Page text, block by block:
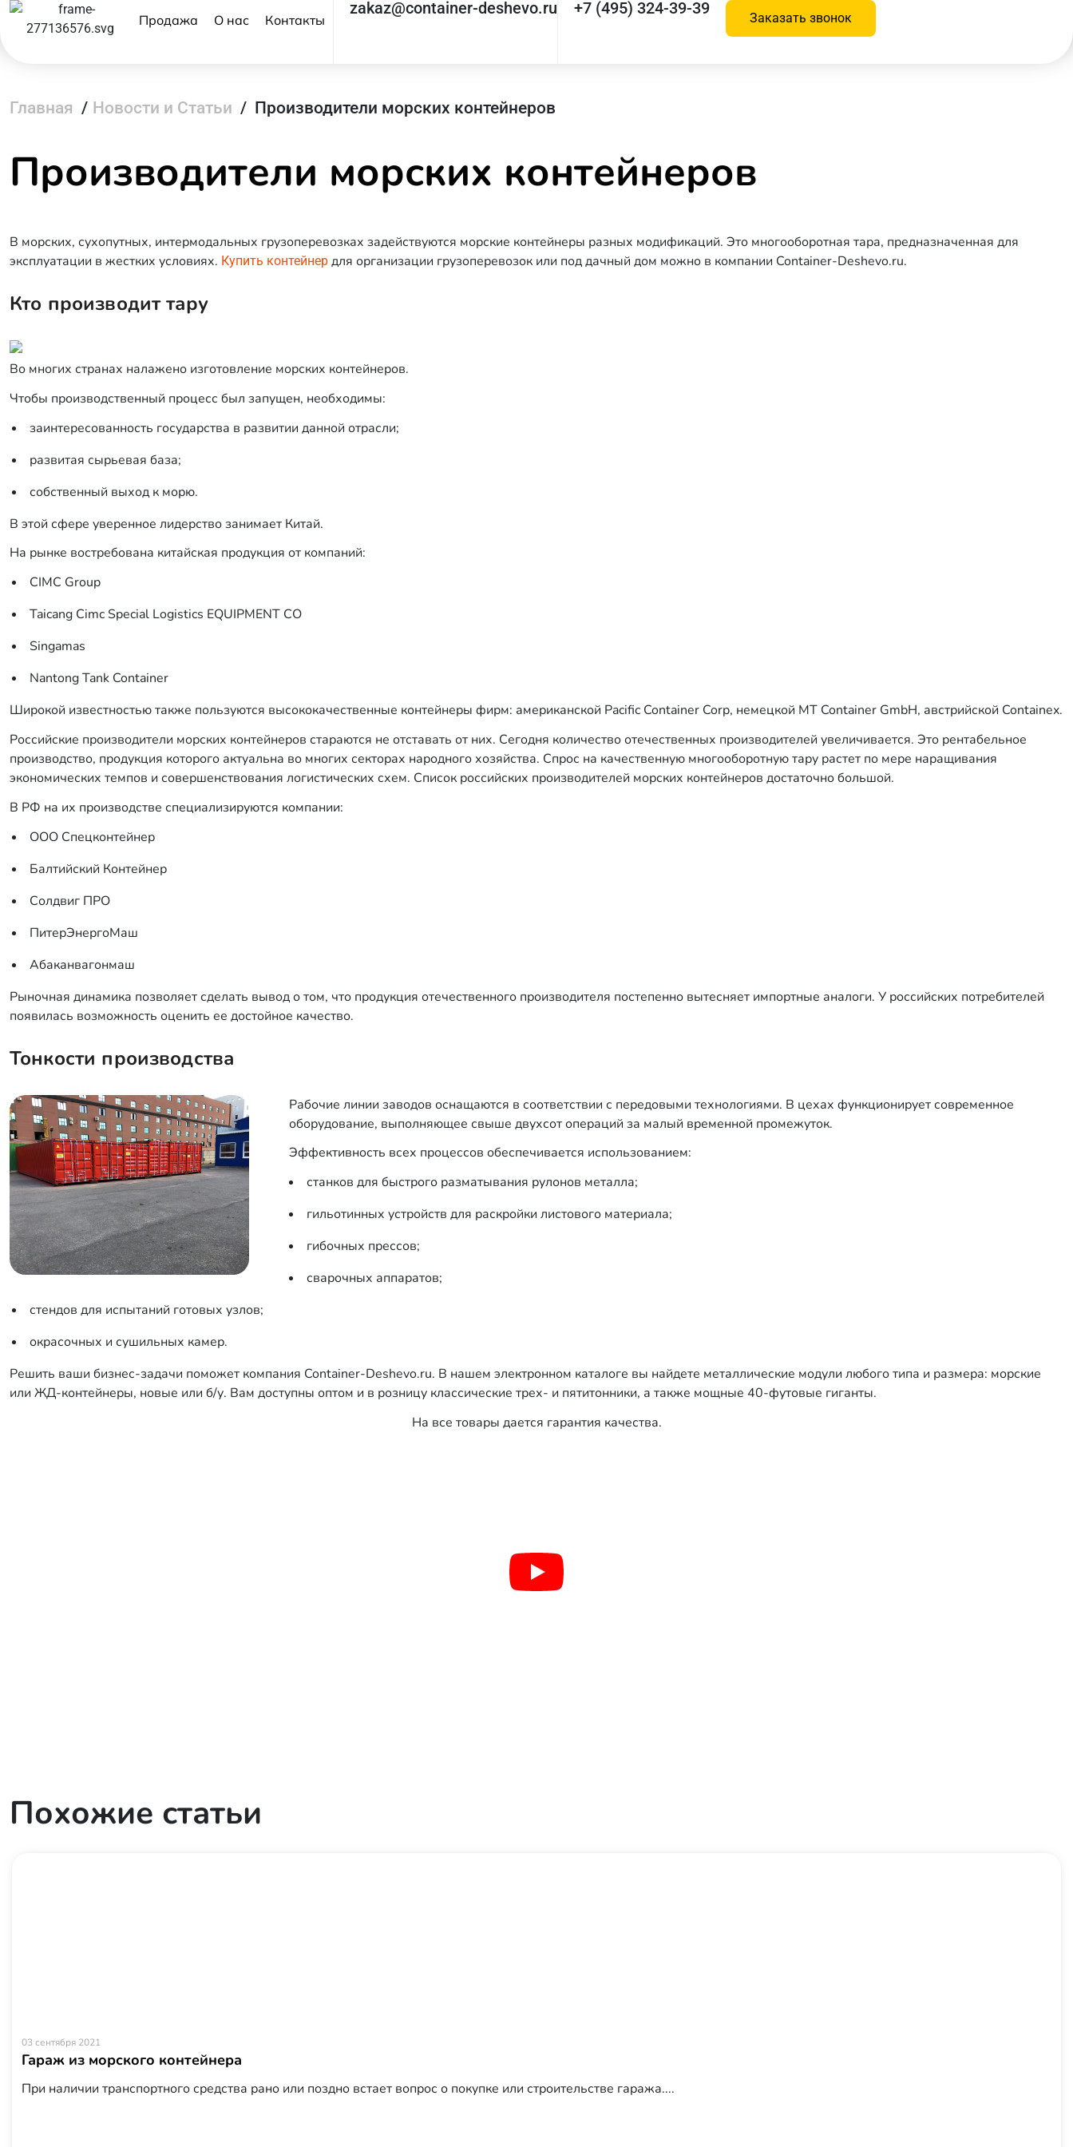
Продажа О нас Контакты
zakaz@container-deshevo.ru +7 (495) 324-39-39
Заказать звонок
Главная / Новости и Статьи / Производители морских контейнеров
Производители морских контейнеров
В морских, сухопутных, интермодальных грузоперевозках задействуются морские контейнеры разных модификаций. Это многооборотная тара, предназначенная для
эксплуатации в жестких условиях. Купить контейнер для организации грузоперевозок или под дачный дом можно в компании Container-Deshevo.ru.
Кто производит тару
Во многих странах налажено изготовление морских контейнеров.
Чтобы производственный процесс был запущен, необходимы:
заинтересованность государства в развитии данной отрасли;
развитая сырьевая база;
собственный выход к морю.
В этой сфере уверенное лидерство занимает Китай.
На рынке востребована китайская продукция от компаний:
CIMC Group
Taicang Cimc Special Logistics EQUIPMENT CO
Singamas
Nantong Tank Container
Широкой известностью также пользуются высококачественные контейнеры фирм: американской Pacific Container Corp, немецкой MT Container GmbH, австрийской Containex.
Российские производители морских контейнеров стараются не отставать от них. Сегодня количество отечественных производителей увеличивается. Это рентабельное
производство, продукция которого актуальна во многих секторах народного хозяйства. Спрос на качественную многооборотную тару растет по мере наращивания
экономических темпов и совершенствования логистических схем. Список российских производителей морских контейнеров достаточно большой.
В РФ на их производстве специализируются компании:
ООО Спецконтейнер
Балтийский Контейнер
Солдвиг ПРО
ПитерЭнергоМаш
Абаканвагонмаш
Рыночная динамика позволяет сделать вывод о том, что продукция отечественного производителя постепенно вытесняет импортные аналоги. У российских потребителей
появилась возможность оценить ее достойное качество.
Тонкости производства
Рабочие линии заводов оснащаются в соответствии с передовыми технологиями. В цехах функционирует современное
оборудование, выполняющее свыше двухсот операций за малый временной промежуток.
Эффективность всех процессов обеспечивается использованием:
станков для быстрого разматывания рулонов металла;
гильотинных устройств для раскройки листового материала;
гибочных прессов;
сварочных аппаратов;
стендов для испытаний готовых узлов;
окрасочных и сушильных камер.
Решить ваши бизнес-задачи поможет компания Container-Deshevo.ru. В нашем электронном каталоге вы найдете металлические модули любого типа и размера: морские
или ЖД-контейнеры, новые или б/у. Вам доступны оптом и в розницу классические трех- и пятитонники, а также мощные 40-футовые гиганты.
На все товары дается гарантия качества.
Похожие статьи
03 сентября 2021
Гараж из морского контейнера
При наличии транспортного средства рано или поздно встает вопрос о покупке или строительстве гаража....